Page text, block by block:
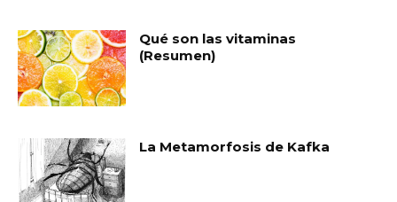
Qué son las vitaminas
(Resumen)
La Metamorfosis de Kafka